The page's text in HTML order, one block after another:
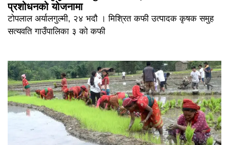
प्रशोधनको योजनामा
टोपलाल अर्यालगुल्मी, २४ भदौ । मिश्रित कफी उत्पादक कृषक समुह
सत्यवति गाउँपालिका ३ को कफी